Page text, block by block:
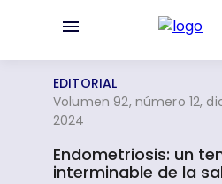
EDITORIAL
Volumen 92, número 12,
2024
Endometriosis: un
interminable de la